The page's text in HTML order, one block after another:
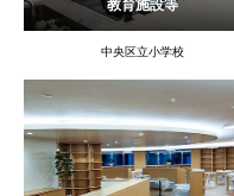
教育施設等
中央区立小学校